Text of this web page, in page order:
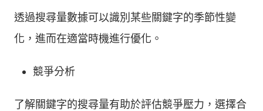
透過搜尋量數據可以識別某些關鍵字的季節性變
化，進而在適當時機進行優化。
競爭分析
了解關鍵字的搜尋量有助於評估競爭壓力，選擇合